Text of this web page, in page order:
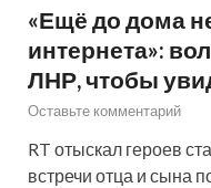
«Ещё до дома
интернета»:
ЛНР, чтобы
Оставьте комментарий
RT отыскал героев
встречи отца и сына